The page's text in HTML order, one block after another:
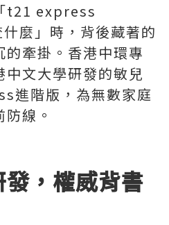
t21 express
麼」時，背後藏著的
牽掛。香港中環專
文大學研發的敏兒
進階版，為無數家庭
線。
，權威背書